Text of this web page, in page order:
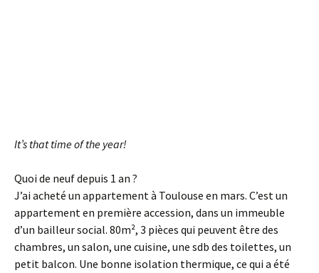
It’s that time of the year!
Quoi de neuf depuis 1 an ?
J’ai acheté un appartement à Toulouse en mars. C’est un
appartement en première accession, dans un immeuble
d’un bailleur social. 80m², 3 pièces qui peuvent être des
chambres, un salon, une cuisine, une sdb des toilettes, un
petit balcon. Une bonne isolation thermique, ce qui a été